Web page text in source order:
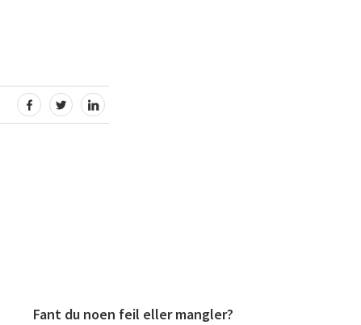
DEL PÅ FACEBOOK
DEL PÅ TWITTER
DEL PÅ LINKEDIN
Fant du noen feil eller mangler?